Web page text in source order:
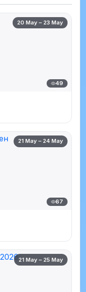
20 May – 23 May
49
21 May – 24 May
67
21 May – 25 May